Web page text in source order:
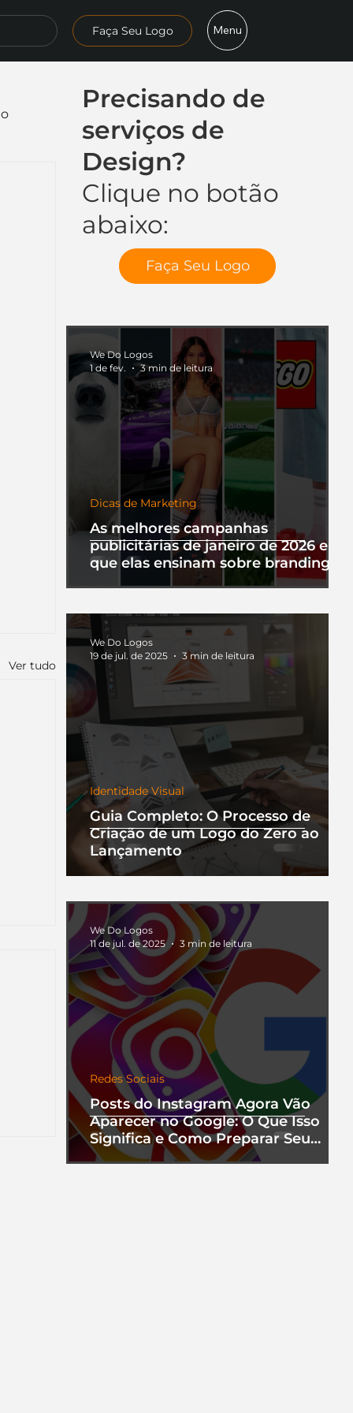
Faça Seu Logo Menu
Precisando de
serviços de
Design?
Clique no botão
abaixo:
Faça Seu Logo
As melhores campanhas
publicitárias de janeiro de 2026 e o
que elas ensinam sobre branding
Dicas de Marketing
We Do Logos
1 de fev.
3 min de leitura
Guia Completo: O Processo de
Criação de um Logo do Zero ao
Lançamento
Identidade Visual
We Do Logos
19 de jul. de 2025
3 min de leitura
Posts do Instagram Agora Vão
Aparecer no Google: O Que Isso
Significa e Como Preparar Seu
Perfil
Redes Sociais
We Do Logos
11 de jul. de 2025
3 min de leitura
Ver tudo